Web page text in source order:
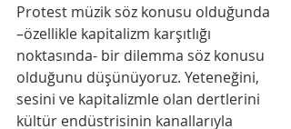
Protest müzik söz konusu olduğunda
–özellikle kapitalizm karşıtlığı
noktasında- bir dilemma söz konusu
olduğunu düşünüyoruz. Yeteneğini,
sesini ve kapitalizmle olan dertlerini
kültür endüstrisinin kanallarıyla